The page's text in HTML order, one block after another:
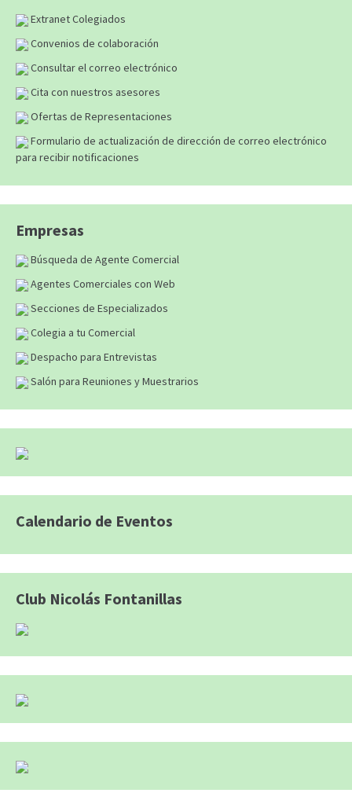
Extranet Colegiados
Convenios de colaboración
Consultar el correo electrónico
Cita con nuestros asesores
Ofertas de Representaciones
Formulario de actualización de dirección de correo electrónico
para recibir notificaciones
Empresas
Búsqueda de Agente Comercial
Agentes Comerciales con Web
Secciones de Especializados
Colegia a tu Comercial
Despacho para Entrevistas
Salón para Reuniones y Muestrarios
Calendario de Eventos
Club Nicolás Fontanillas